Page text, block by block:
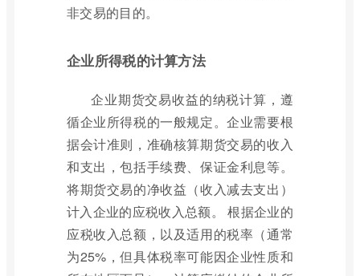
非交易的目的。
企业所得税的计算方法
企业期货交易收益的纳税计算，遵
循企业所得税的一般规定。企业需要根
据会计准则，准确核算期货交易的收入
和支出，包括手续费、保证金利息等。
将期货交易的净收益（收入减去支出）
计入企业的应税收入总额。 根据企业的
应税收入总额，以及适用的税率（通常
为25%，但具体税率可能因企业性质和